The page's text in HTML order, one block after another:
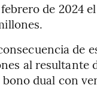
de 2024
de
al resultante
dual con